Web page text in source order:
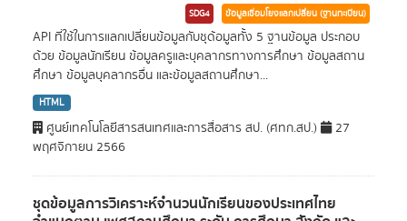
SDG4 ข้อมูลเชื่อมโยงแลกเปลี่ยน (ฐานทะเบียน)
API ที่ใช้ในการแลกเปลี่ยนข้อมูลกับชุด้อมูลทั้ง 5 ฐานข้อมูล ประกอบ
ด้วย ข้อมูลนักเรียน ข้อมูลครูและบุคลากรทางการศึกษา ข้อมูลสถาน
ศึกษา ข้อมูลบุคลากรอื่น และข้อมูลสถานศึกษา...
HTML
ศูนย์เทคโนโลยีสารสนเทศและการสื่อสาร สป. (ศทก.สป.)
27
พฤศจิกายน 2566
ชุดข้อมูลการวิเคราะห์จำนวนนักเรียนของประเทศไทย